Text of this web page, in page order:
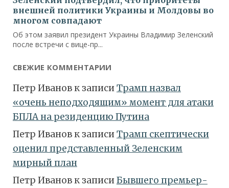
СВЕЖИЕ КОММЕНТАРИИ
Петр Ивановк записиТрамп назвал
«очень неподходящим» момент для атаки
БПЛА на резиденцию Путина
Петр Ивановк записиТрамп скептически
оценил представленный Зеленским
мирный план
Петр Ивановк записиБывшего премьер-